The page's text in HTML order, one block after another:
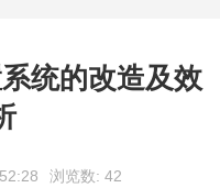
统的改造及效
浏览数: 42